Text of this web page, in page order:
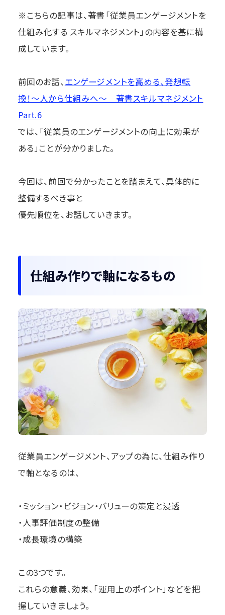
※こちらの記事は、著書「従業員エンゲージメントを
仕組み化する スキルマネジメント」の内容を基に構
成しています。
前回のお話、 エンゲージメントを高める、発想転
換！〜人から仕組みへ〜 著書スキルマネジメント
Part.6
では、「従業員のエンゲージメントの向上に効果が
ある」ことが分かりました。
今回は、前回で分かったことを踏まえて、具体的に
整備するべき事と
優先順位を、お話していきます。
仕組み作りで軸になるもの
従業員エンゲージメント、アップの為に、仕組み作り
で軸となるのは、
・ミッション・ビジョン・バリューの策定と浸透
・人事評価制度の整備
・成長環境の構築
この3つです。
これらの意義、効果、「運用上のポイント」などを把
握していきましょう。